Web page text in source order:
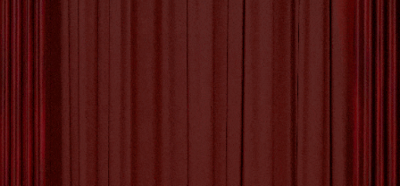
Het Stedelijk Museum voor Actuele Kunst, ook bekend
als SMAK, is een culturele schat in het hart van de
stad. Als een toonaangevende instelling voor
hedendaagse kunst biedt het museum een boeiende
kijk op de evolutie van artistieke expressie in de
moderne wereld.
SMAK huisvest een indrukwekkende collectie van
werken die variëren van conceptuele kunst tot
experimentele installaties. Door middel van
tentoonstellingen en evenementen tracht het museum